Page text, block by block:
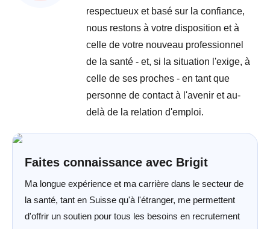
respectueux et basé sur la confiance,
nous restons à votre disposition et à
celle de votre nouveau professionnel
de la santé - et, si la situation l'exige, à
celle de ses proches - en tant que
personne de contact à l'avenir et au-
delà de la relation d'emploi.
Faites connaissance avec Brigit
Ma longue expérience et ma carrière dans le secteur de
la santé, tant en Suisse qu'à l'étranger, me permettent
d'offrir un soutien pour tous les besoins en recrutement